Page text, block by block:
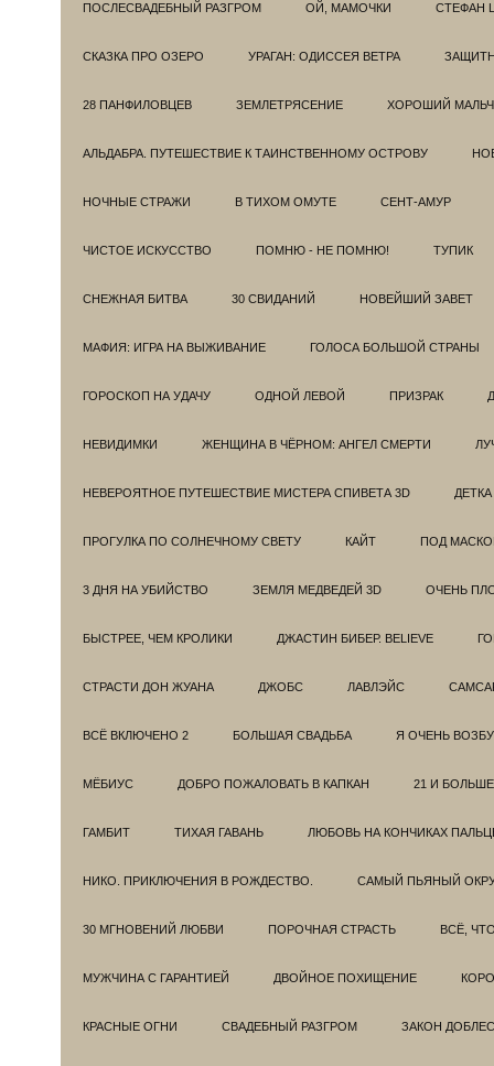
ПОСЛЕСВАДЕБНЫЙ РАЗГРОМ ОЙ, МАМОЧКИ СТЕФАН
СКАЗКА ПРО ОЗЕРО УРАГАН: ОДИССЕЯ ВЕТРА
28 ПАНФИЛОВЦЕВ ЗЕМЛЕТРЯСЕНИЕ ХОРОШИЙ
АЛЬДАБРА. ПУТЕШЕСТВИЕ К ТАИНСТВЕННОМУ ОСТРОВУ
НОЧНЫЕ СТРАЖИ В ТИХОМ ОМУТЕ СЕНТ-АМУР
ЧИСТОЕ ИСКУССТВО ПОМНЮ - НЕ ПОМНЮ! ТУПИК
СНЕЖНАЯ БИТВА 30 СВИДАНИЙ НОВЕЙШИЙ ЗАВЕТ
МАФИЯ: ИГРА НА ВЫЖИВАНИЕ ГОЛОСА БОЛЬШОЙ СТРАНЫ
ГОРОСКОП НА УДАЧУ ОДНОЙ ЛЕВОЙ ПРИЗРАК
НЕВИДИМКИ ЖЕНЩИНА В ЧЁРНОМ: АНГЕЛ СМЕРТИ
НЕВЕРОЯТНОЕ ПУТЕШЕСТВИЕ МИСТЕРА СПИВЕТА 3D ДЕТКА
ПРОГУЛКА ПО СОЛНЕЧНОМУ СВЕТУ КАЙТ ПОД
3 ДНЯ НА УБИЙСТВО ЗЕМЛЯ МЕДВЕДЕЙ 3D ОЧЕНЬ
БЫСТРЕЕ, ЧЕМ КРОЛИКИ ДЖАСТИН БИБЕР. BELIEVE
СТРАСТИ ДОН ЖУАНА ДЖОБС ЛАВЛЭЙС
ВСЁ ВКЛЮЧЕНО 2 БОЛЬШАЯ СВАДЬБА Я ОЧЕНЬ
МЁБИУС ДОБРО ПОЖАЛОВАТЬ В КАПКАН 21 И БОЛЬШЕ
ГАМБИТ ТИХАЯ ГАВАНЬ ЛЮБОВЬ НА КОНЧИКАХ
НИКО. ПРИКЛЮЧЕНИЯ В РОЖДЕСТВО. САМЫЙ ПЬЯНЫЙ
30 МГНОВЕНИЙ ЛЮБВИ ПОРОЧНАЯ СТРАСТЬ ВСЁ,
МУЖЧИНА С ГАРАНТИЕЙ ДВОЙНОЕ ПОХИЩЕНИЕ
КРАСНЫЕ ОГНИ СВАДЕБНЫЙ РАЗГРОМ ЗАКОН